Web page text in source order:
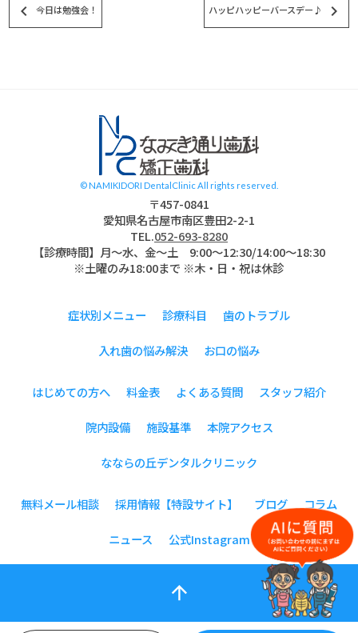
keyboard_arrow_left 今日は勉強会！ ハッピハッピーバースデー♪ keyboard_arrow_right
© NAMIKIDORI DentalClinic All rights reserved.
〒457-0841
愛知県名古屋市南区豊田2-2-1
TEL.052-693-8280
【診療時間】月〜水、金～土 9:00〜12:30/14:00～18:30
※土曜のみ18:00まで ※木・日・祝は休診
症状別メニュー 診療科目 歯のトラブル
入れ歯の悩み解決 お口の悩み
はじめての方へ 料金表 よくある質問 スタッフ紹介
院内設備 施設基準 本院アクセス
なならの丘デンタルクリニック
無料メール相談 採用情報【特設サイト】 ブログ コラム
ニュース 公式Instagram
arrow_upward